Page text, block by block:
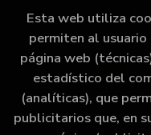
Esta web utiliza
permiten al usuario
página web
estadístico del
(analíticas), que
publicitarios que, en